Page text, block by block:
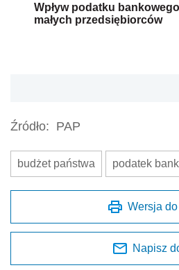
Wpływ podatku
małych przedsiębiorców
Źródło: PAP
budżet państwa podatek
Wersja
Napisz